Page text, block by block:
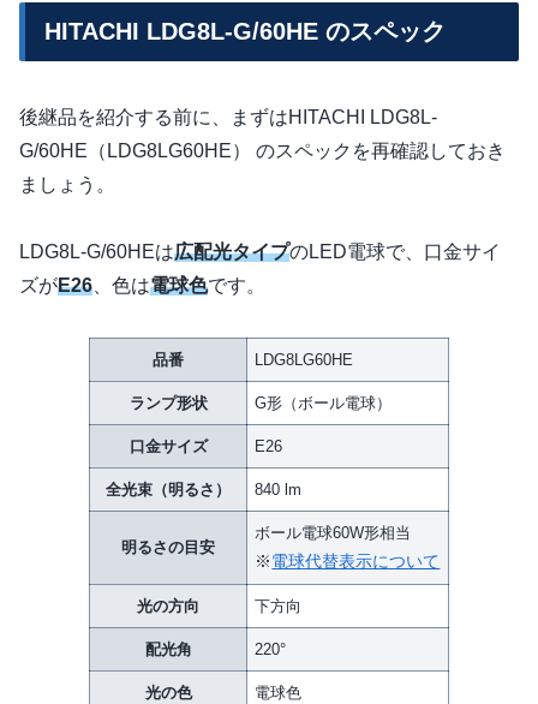
HITACHI LDG8L-G/60HE のスペック
後継品を紹介する前に、まずはHITACHI LDG8L-
G/60HE（LDG8LG60HE） のスペックを再確認しておき
ましょう。
LDG8L-G/60HEは広配光タイプのLED電球で、口金サイ
ズがE26 、色は電球色です。
品番 LDG8LG60HE
ランプ形状 G形（ボール電球）
口金サイズ E26
全光束（明るさ） 840 lm
明るさの目安
ボール電球60W形相当
※電球代替表示について
光の方向 下方向
配光角 220°
光の色 電球色